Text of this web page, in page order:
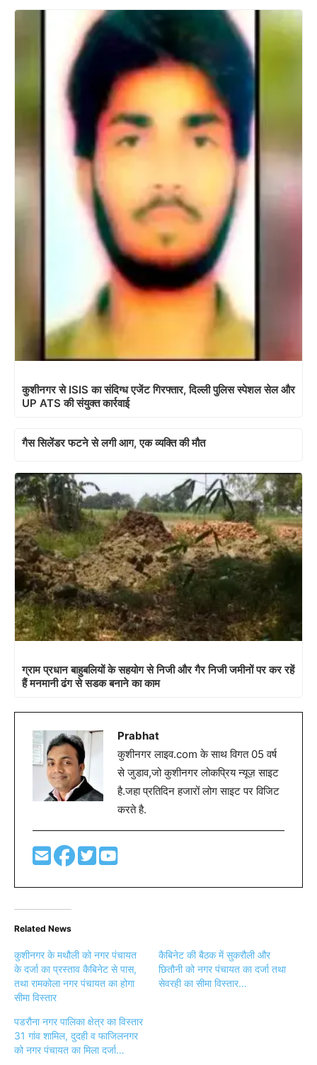
कुशीनगर से ISIS का संदिग्ध एजेंट गिरफ्तार, दिल्ली पुलिस स्पेशल सेल और
UP ATS की संयुक्त कार्रवाई
गैस सिलेंडर फटने से लगी आग, एक व्यक्ति की मौत
ग्राम प्रधान बाहुबलियों के सहयोग से निजी और गैर निजी जमीनों पर कर रहें
हैं मनमानी ढंग से सडक बनाने का काम
Prabhat
कुशीनगर लाइव.com के साथ विगत 05 वर्ष
से जुडाव,जो कुशीनगर लोकप्रिय न्यूज़ साइट
है.जहा प्रतिदिन हजारों लोग साइट पर विजिट
करते है.
Related News
कुशीनगर के मथौली को नगर पंचायत
के दर्जा का प्रस्ताव कैबिनेट से पास,
तथा रामकोला नगर पंचायत का होगा
सीमा विस्तार
कैबिनेट की बैठक में सुकरौली और
छितौनी को नगर पंचायत का दर्जा तथा
सेवरही का सीमा विस्तार…
पडरौना नगर पालिका क्षेत्र का विस्तार
31 गांव शामिल, दुदही व फाजिलनगर
को नगर पंचायत का मिला दर्जा…